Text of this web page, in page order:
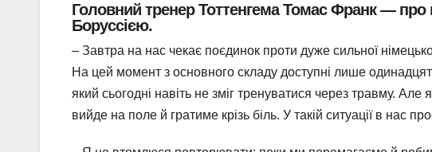
Головний тренер Тоттенгема Томас Франк — про
Боруссією.
– Завтра на нас чекає поєдинок проти дуже сильної
На цей момент з основного складу доступні лише
який сьогодні навіть не зміг тренуватися через травму.
вийде на поле й гратиме крізь біль. У такій ситуації в нас